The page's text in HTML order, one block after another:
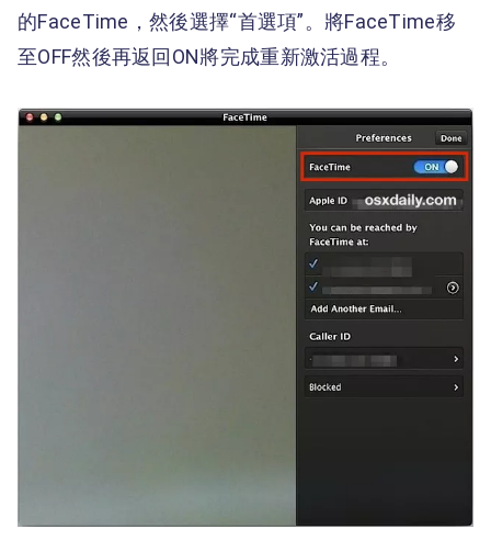
的FaceTime，然後選擇“首選項”。將FaceTime移
至OFF然後再返回ON將完成重新激活過程。